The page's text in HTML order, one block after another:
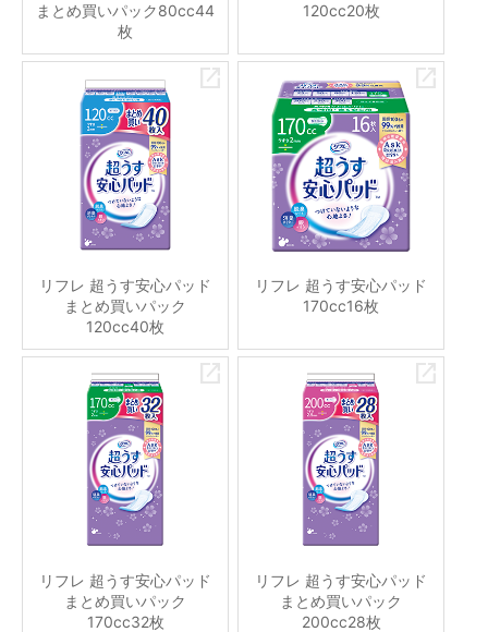
まとめ買いパック80cc44
枚
120cc20枚
リフレ 超うす安心パッド
まとめ買いパック
120cc40枚
リフレ 超うす安心パッド
170cc16枚
リフレ 超うす安心パッド
まとめ買いパック
170cc32枚
リフレ 超うす安心パッド
まとめ買いパック
200cc28枚